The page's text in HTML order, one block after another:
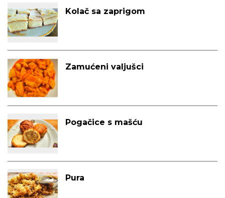
Kolač sa zaprigom
Zamućeni valjušci
Pogačice s mašću
Pura